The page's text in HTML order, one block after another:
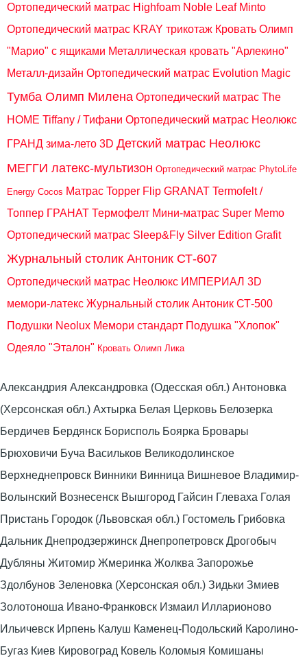
Ортопедический матрас Highfoam Noble Leaf Minto
Ортопедический матрас KRAY трикотаж Кровать Олимп
"Марио" с ящиками Металлическая кровать "Арлекино"
Металл-дизайн Ортопедический матрас Evolution Magic
Тумба Олимп Милена Ортопедический матрас The
HOME Tiffany / Тифани Ортопедический матрас Неолюкс
ГРАНД зима-лето 3D Детский матрас Неолюкс
МЕГГИ латекс-мультизон Ортопедический матрас PhytoLife
Energy Cocos Матрас Topper Flip GRANAT Termofelt /
Топпер ГРАНАТ Термофелт Мини-матрас Super Memo
Ортопедический матрас Sleep&Fly Silver Edition Grafit
Журнальный столик Антоник СТ-607
Ортопедический матрас Неолюкс ИМПЕРИАЛ 3D
мемори-латекс Журнальный столик Антоник СТ-500
Подушки Neolux Мемори стандарт Подушка "Хлопок"
Одеяло "Эталон" Кровать Олимп Лика
Александрия Александровка (Одесская обл.) Антоновка
(Херсонская обл.) Ахтырка Белая Церковь Белозерка
Бердичев Бердянск Борисполь Боярка Бровары
Брюховичи Буча Васильков Великодолинское
Верхнеднепровск Винники Винница Вишневое Владимир-
Волынский Вознесенск Вышгород Гайсин Глеваха Голая
Пристань Городок (Львовская обл.) Гостомель Грибовка
Дальник Днепродзержинск Днепропетровск Дрогобыч
Дубляны Житомир Жмеринка Жолква Запорожье
Здолбунов Зеленовка (Херсонская обл.) Зидьки Змиев
Золотоноша Ивано-Франковск Измаил Илларионово
Ильичевск Ирпень Калуш Каменец-Подольский Каролино-
Бугаз Киев Кировоград Ковель Коломыя Комишаны